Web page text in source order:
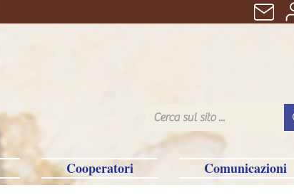
Cooperatori Comunicazioni